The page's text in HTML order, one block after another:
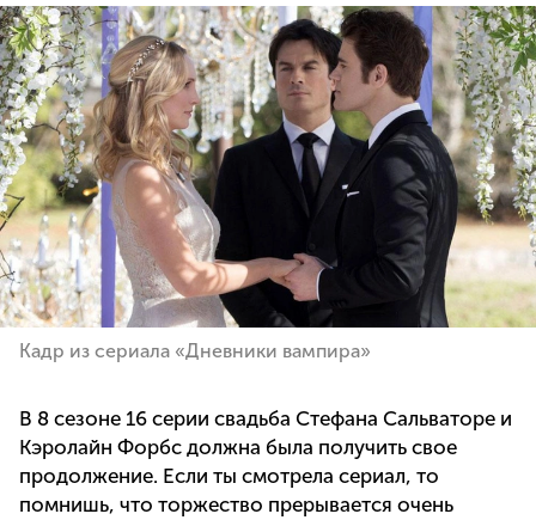
Кадр из сериала «Дневники вампира»
В 8 сезоне 16 серии свадьба Стефана Сальваторе и
Кэролайн Форбс должна была получить свое
продолжение. Если ты смотрела сериал, то
помнишь, что торжество прерывается очень